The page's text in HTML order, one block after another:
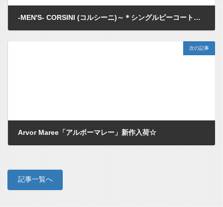
-MEN'S- CORSINI (コルシーニ)～＊シングルピーコート入荷
2018/10/21
次の記事
Arvor Maree「アルボーマレー」新作入荷☆
2018/10/22
記事一覧へ